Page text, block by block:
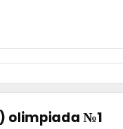
olimpiada №1